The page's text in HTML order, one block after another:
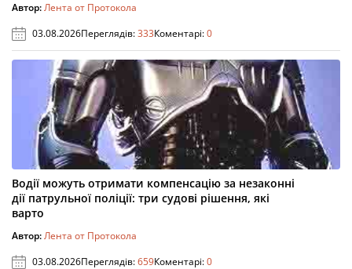
Автор:Лента от Протокола
03.08.2026Переглядів:333Коментарі:0
Водії можуть отримати компенсацію за незаконні
дії патрульної поліції: три судові рішення, які
варто
Автор:Лента от Протокола
03.08.2026Переглядів:659Коментарі:0